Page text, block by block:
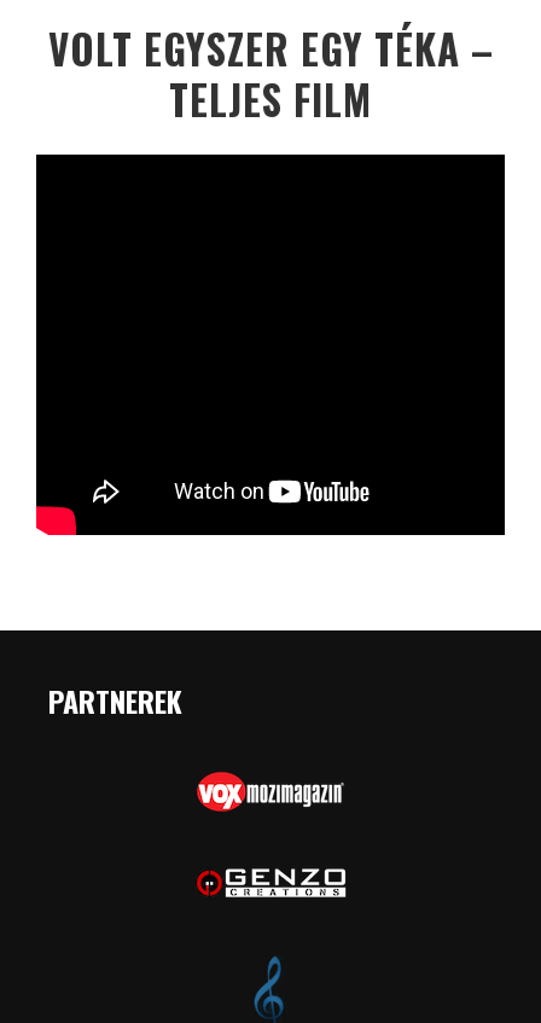
VOLT EGYSZER EGY TÉKA –
TELJES FILM
PARTNEREK